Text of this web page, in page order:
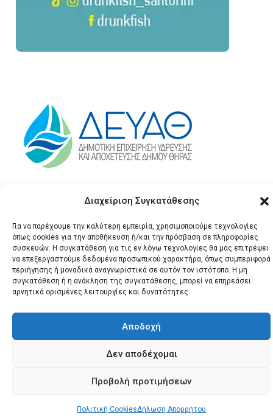
Διαχείριση Συγκατάθεσης
Για να παρέχουμε την καλύτερη εμπειρία, χρησιμοποιούμε τεχνολογίες
όπως cookies για την αποθήκευση ή/και την πρόσβαση σε πληροφορίες
συσκευών. Η συγκατάθεση για τις εν λόγω τεχνολογίες θα μας επιτρέψει
να επεξεργαστούμε δεδομένα προσωπικού χαρακτήρα, όπως συμπεριφορά
περιήγησης ή μοναδικά αναγνωριστικά σε αυτόν τον ιστότοπο. Η μη
συγκατάθεση ή η ανάκληση της συγκατάθεσης, μπορεί να επηρεάσει
αρνητικά ορισμένες λειτουργίες και δυνατότητες.
Αποδοχή
Δεν αποδέχομαι
Προβολή προτιμήσεων
Πολιτική CookiesΔήλωση Απορρήτου
© 2026 Santonews - Όλα
τα δικαιώματα